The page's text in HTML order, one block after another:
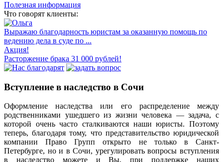
Полезная информация
Что говорят клиенты:
Выражаю благодарность юристам за оказанную помощь по
ведению дела в суде по ...
Акция!
Расторжение брака 31 000 рублей!
Вступление в наследство в Сочи
Оформление наследства или его распределение между
родственниками ушедшего из жизни человека — задача, с
которой очень часто сталкиваются наши юристы. Поэтому
теперь, благодаря тому, что представительство юридической
компании Право Групп открыто не только в Санкт-
Петербурге, но и в Сочи, урегулировать вопросы вступления
в наследство можете и Вы, при поддержке наших